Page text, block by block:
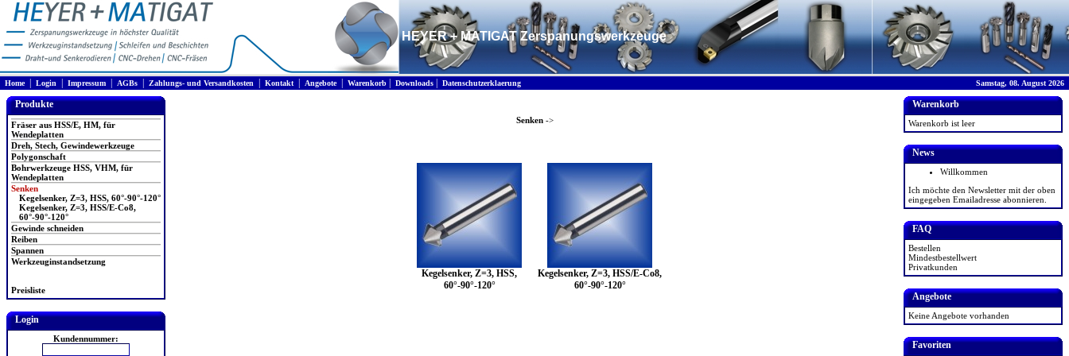
HEYER + MATIGAT Zerspanungswerkzeuge
Home| Login Impressum AGBs Zahlungs- und Versandkosten Kontakt| Angebote| Warenkorb Downloads Datenschutzerklaerung Samstag, 08. August 2026
Produkte
Fräser aus HSS/E, HM, für
Wendeplatten
Dreh, Stech, Gewindewerkzeuge
Polygonschaft
Bohrwerkzeuge HSS, VHM, für
Wendeplatten
Senken
Kegelsenker, Z=3, HSS, 60°-90°-120°
Kegelsenker, Z=3, HSS/E-Co8,
60°-90°-120°
Gewinde schneiden
Reiben
Spannen
Werkzeuginstandsetzung
Preisliste
Login
Kundennummer:
Senken->
Kegelsenker, Z=3, HSS,
60°-90°-120°
Kegelsenker, Z=3, HSS/E-Co8,
60°-90°-120°
Warenkorb
Warenkorb ist leer
News
Willkommen
Ich möchte den Newsletter mit der oben
eingegeben Emailadresse abonnieren.
FAQ
Bestellen
Mindestbestellwert
Privatkunden
Angebote
Keine Angebote vorhanden
Favoriten